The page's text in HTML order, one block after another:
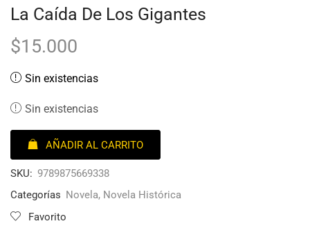
La Caída De Los Gigantes
$15.000
Sin existencias
Sin existencias
AÑADIR AL CARRITO
SKU: 9789875669338
Categorías Novela, Novela Histórica
Favorito